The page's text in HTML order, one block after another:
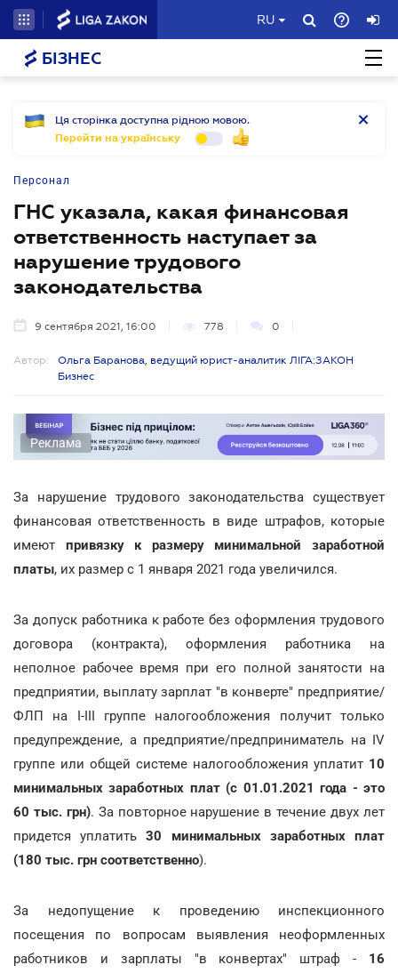
RU
БІЗНЕС
Ця сторінка доступна рідною мовою.
Перейти на українську
Персонал
ГНС указала, какая финансовая
ответственность наступает за
нарушение трудового
законодательства
9 сентября 2021, 16:00 778 0
Автор:
Ольга Баранова, ведущий юрист-аналитик ЛІГА:ЗАКОН
Бизнес
Реклама
За нарушение трудового законодательства существует
финансовая ответственность в виде штрафов, которые
имеют привязку к размеру минимальной заработной
платы, их размер с 1 января 2021 года увеличился.
За допуск работника к работе без оформления трудового
договора (контракта), оформления работника на
неполное рабочее время при его полной занятости на
предприятии, выплату зарплат "в конверте" предприятие/
ФЛП на І-ІІІ группе налогообложения получит только
предупреждение, а предприятие/предприниматель на ІV
группе или общей системе налогообложения уплатит 10
минимальных заработных плат (с 01.01.2021 года - это
60 тыс. грн). За повторное нарушение в течение двух лет
придется уплатить30 минимальных заработных плат
(180 тыс. грн соответственно).
За недопущение к проведению инспекционного
посещения по вопросам выявления неоформленных
работников и зарплаты "в конвертах" штраф - 16